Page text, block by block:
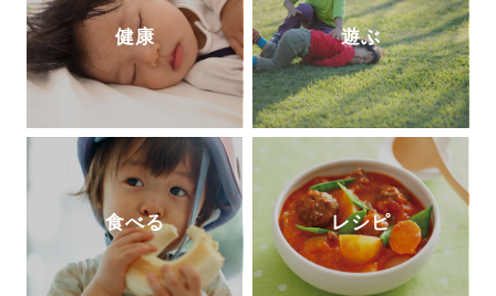
健康 遊ぶ
食べる レシピ